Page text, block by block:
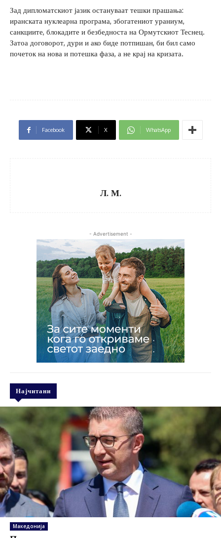
Зад дипломатскиот јазик остануваат тешки прашања:
иранската нуклеарна програма, збогатениот ураниум,
санкциите, блокадите и безбедноста на Ормутскиот Теснец.
Затоа договорот, дури и ако биде потпишан, би бил само
почеток на нова и потешка фаза, а не крај на кризата.
Facebook X WhatsApp
Л. М.
- Advertisement -
Најчитани
Македонија